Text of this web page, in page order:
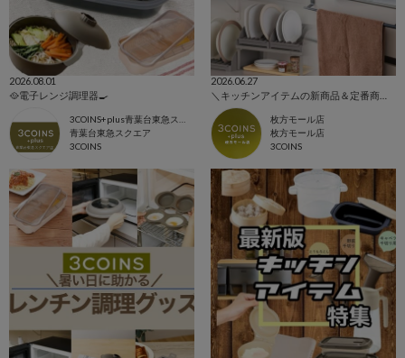
2026.08.01
🥘電子レンジ調理器🍳
青葉台東急スクエア
3COINS
2026.06.27
＼キッチンアイテムの新商品＆定番商品をご紹介！／
枚方モール店
枚方モール店
3COINS